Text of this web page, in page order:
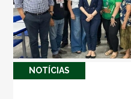
NOTÍ­CIAS